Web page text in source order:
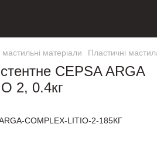
матеріали Пластичні
CEPSA ARGA
2, 0.4кг
COMPLEX-LITIO-2-185КГ